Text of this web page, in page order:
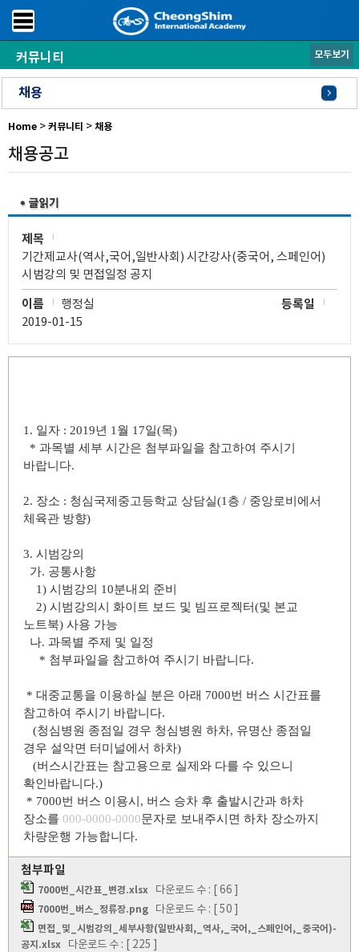
커뮤니티
공지사항
학사일정
S.O.C.
P.O.C.
채용
모두보기
Home > 커뮤니티 > 채용
채용공고
제목
기간제교사(역사,국어,일반사회) 시간강사(중국어, 스페인어)
시범강의 및 면접일정 공지
이름
행정실
등록일
2019-01-15
1. 일자 : 2019년 1월 17일(목)
* 과목별 세부 시간은 첨부파일을 참고하여 주시기
바랍니다.
2. 장소 : 청심국제중고등학교 상담실(1층 / 중앙로비에서
체육관 방향)
3. 시범강의
가. 공통사항
1) 시범강의 10분내외 준비
2) 시범강의시 화이트 보드 및 빔프로젝터(및 본교
노트북) 사용 가능
나. 과목별 주제 및 일정
* 첨부파일을 참고하여 주시기 바랍니다.
* 대중교통을 이용하실 분은 아래 7000번 버스 시간표를
참고하여 주시기 바랍니다.
(청심병원 종점일 경우 청심병원 하차, 유명산 종점일
경우 설악면 터미널에서 하차)
(버스시간표는 참고용으로 실제와 다를 수 있으니
확인바랍니다.)
* 7000번 버스 이용시, 버스 승차 후 출발시간과 하차
장소를 000-0000-0000문자로 보내주시면 하차 장소까지
차량운행 가능합니다.
첨부파일
7000번_시간표_변경.xlsx 다운로드 수 : [ 66 ]
7000번_버스_정류장.png 다운로드 수 : [ 50 ]
면접_및_시범강의_세부사항(일반사회,_역사,_국어,_스페인어,_중국어)-
공지.xlsx 다운로드 수 : [ 225 ]